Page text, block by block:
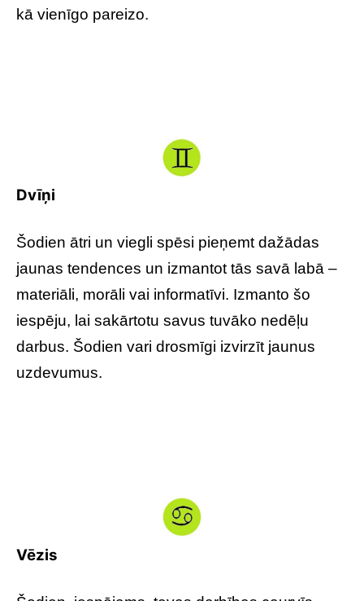
kā vienīgo pareizo.
Dvīņi
Šodien ātri un viegli spēsi pieņemt dažādas
jaunas tendences un izmantot tās savā labā –
materiāli, morāli vai informatīvi. Izmanto šo
iespēju, lai sakārtotu savus tuvāko nedēļu
darbus. Šodien vari drosmīgi izvirzīt jaunus
uzdevumus.
Vēzis